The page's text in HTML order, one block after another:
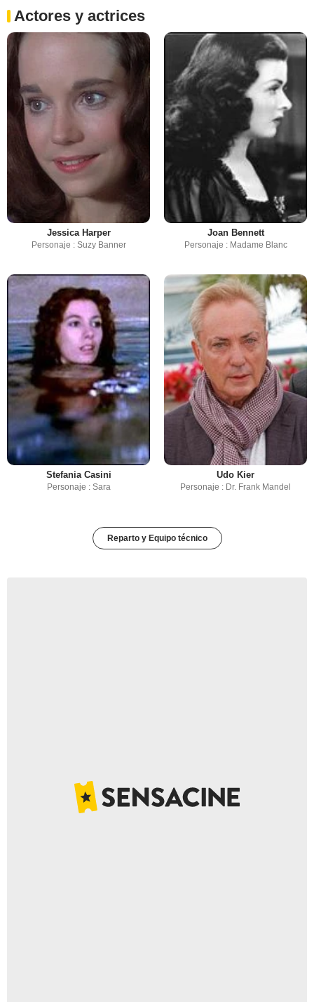
Actores y actrices
Jessica Harper
Personaje : Suzy Banner
Joan Bennett
Personaje : Madame Blanc
Stefania Casini
Personaje : Sara
Udo Kier
Personaje : Dr. Frank Mandel
Reparto y Equipo técnico